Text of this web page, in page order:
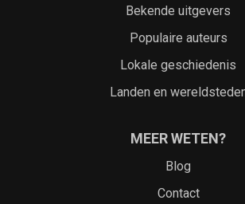
Bekende uitgevers
Populaire auteurs
Lokale geschiedenis
Landen en
MEER WETEN?
Blog
Contact